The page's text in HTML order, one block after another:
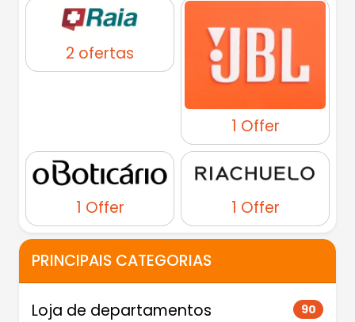
2 ofertas
1 Offer
1 Offer 1 Offer
PRINCIPAIS CATEGORIAS
Loja de departamentos 90